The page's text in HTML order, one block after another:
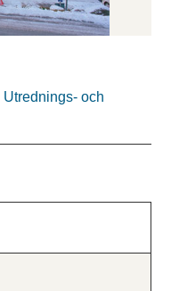
Utrednings- och